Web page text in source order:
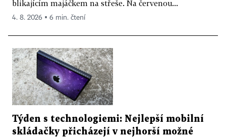
blikajícím majáčkem na střeše. Na červenou...
4. 8. 2026 ▪ 6 min. čtení
Týden s technologiemi: Nejlepší mobilní
skládačky přicházejí v nejhorší možné